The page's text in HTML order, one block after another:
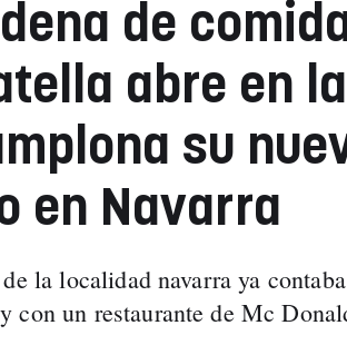
de
abre en
su
en Navarra
la localidad navarra ya
con un restaurante de Mc